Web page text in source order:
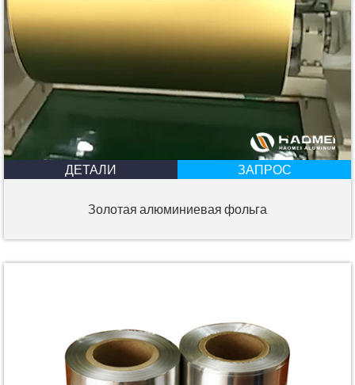
ДЕТАЛИ ЗАПРОС
Золотая алюминиевая фольга